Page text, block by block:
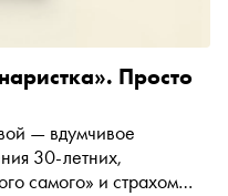
Просто
— вдумчивое
30-летних,
самого» и страхом